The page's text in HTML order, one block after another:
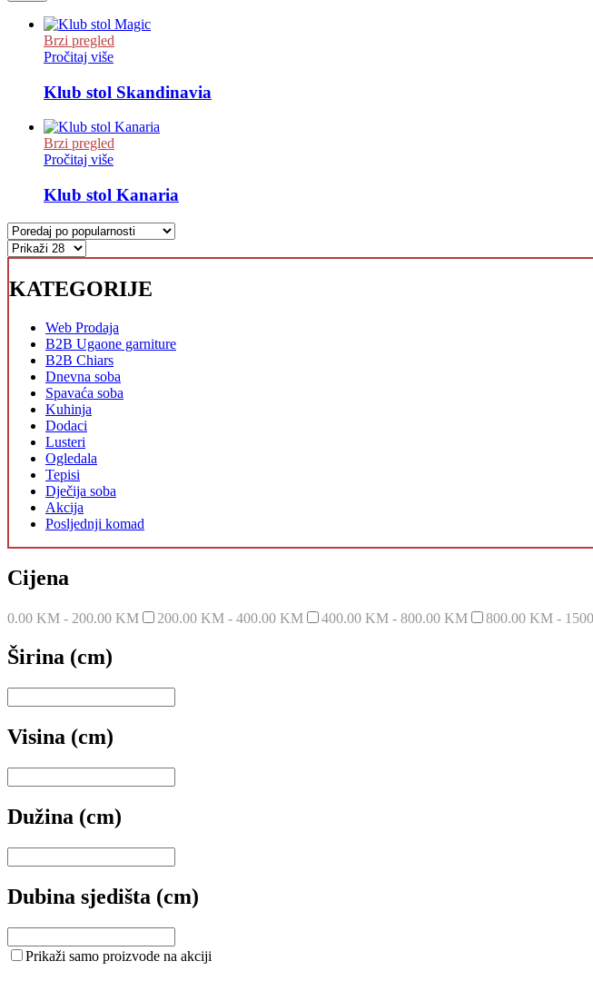
Brzi pregled
Pročitaj više
Klub stol Skandinavia
Brzi pregled
Pročitaj više
Klub stol Kanaria
KATEGORIJE
Web Prodaja
B2B Ugaone garniture
B2B Chiars
Dnevna soba
Spavaća soba
Kuhinja
Dodaci
Lusteri
Ogledala
Tepisi
Dječija soba
Akcija
Posljednji komad
Cijena
0.00 KM - 200.00 KM 200.00 KM - 400.00 KM 400.00 KM - 800.00 KM 800.00 KM -
Širina (cm)
Visina (cm)
Dužina (cm)
Dubina sjedišta (cm)
Prikaži samo proizvode na akciji